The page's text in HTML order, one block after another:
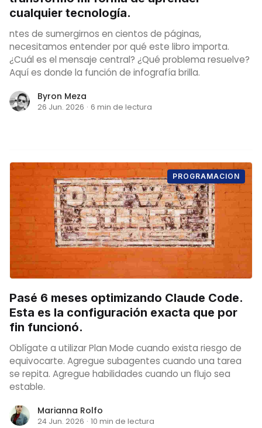
cualquier tecnología.
ntes de sumergirnos en cientos de páginas,
necesitamos entender por qué este libro importa.
¿Cuál es el mensaje central? ¿Qué problema resuelve?
Aquí es donde la función de infografía brilla.
Byron Meza
26 Jun. 2026 · 6 min de lectura
PROGRAMACION
Pasé 6 meses optimizando Claude Code.
Esta es la configuración exacta que por
fin funcionó.
Oblígate a utilizar Plan Mode cuando exista riesgo de
equivocarte. Agregue subagentes cuando una tarea
se repita. Agregue habilidades cuando un flujo sea
estable.
Marianna Rolfo
24 Jun. 2026 · 10 min de lectura